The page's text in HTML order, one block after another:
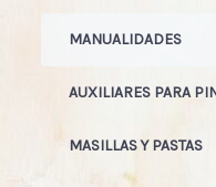
MANUALIDADES
AUXILIARES PARA
MASILLAS Y PASTAS